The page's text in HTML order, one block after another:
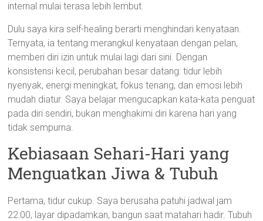
internal mulai terasa lebih lembut.
Dulu saya kira self-healing berarti menghindari kenyataan.
Ternyata, ia tentang merangkul kenyataan dengan pelan,
memberi diri izin untuk mulai lagi dari sini. Dengan
konsistensi kecil, perubahan besar datang: tidur lebih
nyenyak, energi meningkat, fokus tenang, dan emosi lebih
mudah diatur. Saya belajar mengucapkan kata-kata penguat
pada diri sendiri, bukan menghakimi diri karena hari yang
tidak sempurna.
Kebiasaan Sehari-Hari yang
Menguatkan Jiwa & Tubuh
Pertama, tidur cukup. Saya berusaha patuhi jadwal jam
22:00, layar dipadamkan, bangun saat matahari hadir. Tubuh